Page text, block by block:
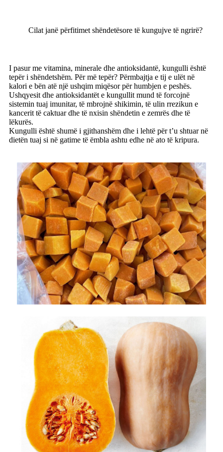
Cilat janë përfitimet shëndetësore të kungujve të ngrirë?
I pasur me vitamina, minerale dhe antioksidantë, kungulli është
tepër i shëndetshëm. Për më tepër? Përmbajtja e tij e ulët në
kalori e bën atë një ushqim miqësor për humbjen e peshës.
Ushqyesit dhe antioksidantët e kungullit mund të forcojnë
sistemin tuaj imunitar, të mbrojnë shikimin, të ulin rrezikun e
kancerit të caktuar dhe të nxisin shëndetin e zemrës dhe të
lëkurës.
Kungulli është shumë i gjithanshëm dhe i lehtë për t’u shtuar në
dietën tuaj si në gatime të ëmbla ashtu edhe në ato të kripura.